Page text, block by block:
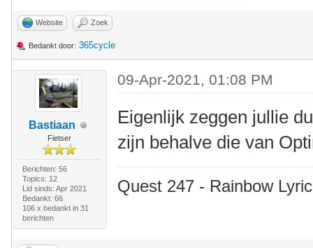
Website Zoek
Bedankt door: 365cycle
Bastiaan
Fietser
Berichten: 56
Topics: 12
Lid sinds: Apr 2021
Bedankt: 66
106 x bedankt in 31
berichten
09-Apr-2021, 01:08 PM
Eigenlijk zeggen jullie
zijn behalve die van
Quest 247 - Rainbow